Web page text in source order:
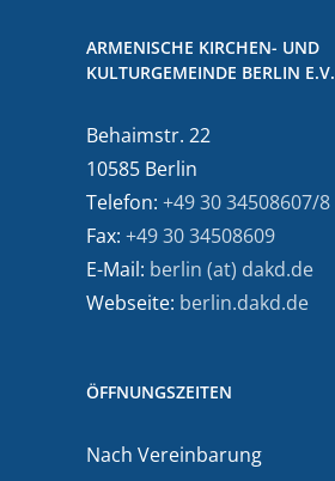
ARMENISCHE KIRCHEN- UND
KULTURGEMEINDE BERLIN E.V.
Behaimstr. 22
10585 Berlin
Telefon: +49 30 34508607/8
Fax: +49 30 34508609
E-Mail: berlin (at) dakd.de
Webseite: berlin.dakd.de
ÖFFNUNGSZEITEN
Nach Vereinbarung